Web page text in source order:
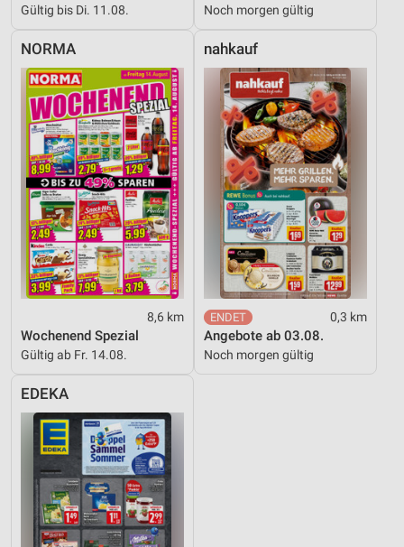
Gültig bis Di. 11.08. Noch morgen gültig
NORMA
8,6 km
Wochenend Spezial
Gültig ab Fr. 14.08.
nahkauf
0,3 km
Angebote ab 03.08.
Noch morgen gültig
EDEKA